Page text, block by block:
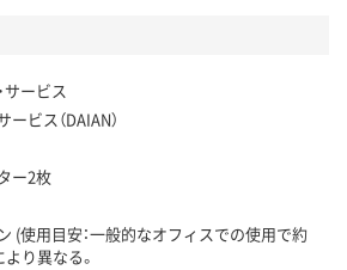
サービス
ビス（DAIAN）
ー2枚
(使用目安：一般的なオフィスでの使用で約
り異なる。